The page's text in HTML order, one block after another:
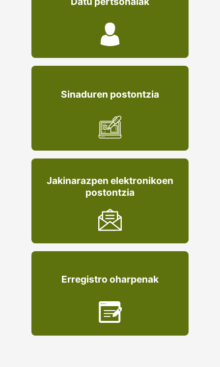
Sinaduren postontzia
Jakinarazpen elektronikoen
postontzia
Erregistro oharpenak